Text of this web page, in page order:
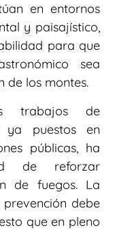
en entornos
y paisajístico,
para que
sea
de los montes.
trabajos de
ya puestos en
públicas, ha
de reforzar
de fuegos. La
debe
que en pleno